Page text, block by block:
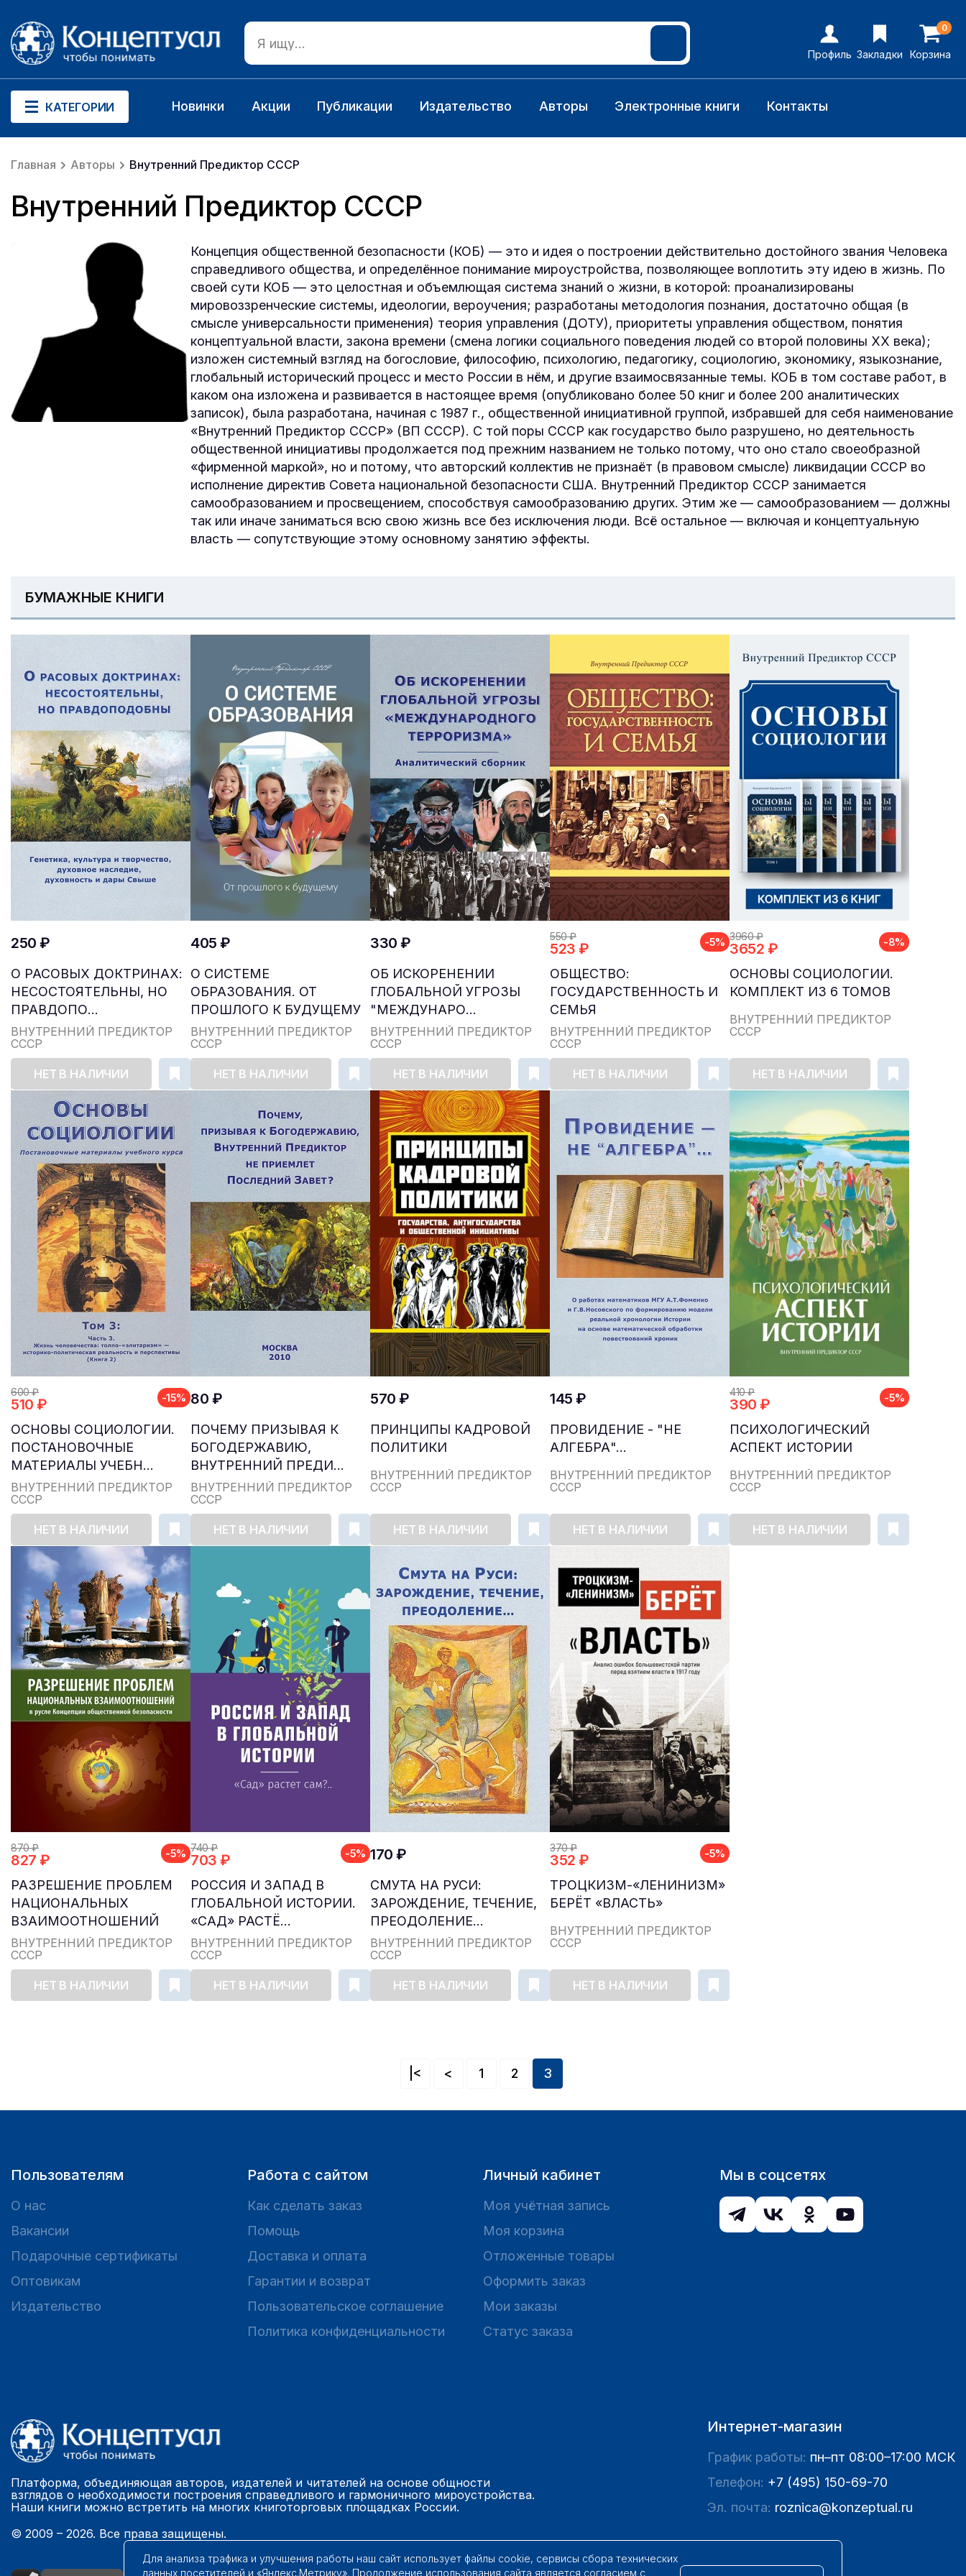
Профиль Закладки
0
Корзина
КАТЕГОРИИ Новинки Акции Публикации Издательство Авторы Электронные книги Контакты
Главная Авторы Внутренний Предиктор СССР
Внутренний Предиктор СССР
Концепция общественной безопасности (КОБ) — это и идея о построении действительно достойного звания Человека
спра­ведливого общества, и определённое понимание мироустрой­ства, позволяющее воплотить эту идею в жизнь. По
своей сути КОБ — это целостная и объемлющая система знаний о жизни, в которой: проанализированы
мировоззренческие системы, идеоло­гии, вероучения; разработаны методология познания, достаточно общая (в
смысле универсальности применения) теория управле­ния (ДОТУ), приоритеты управления обществом, понятия
концептуальной власти, закона времени (смена логики со­циального поведения людей со второй половины XX века);
изложен системный взгляд на богословие, философию, психологию, педагогику, социологию, экономику, языко­знание,
глобальный исторический процесс и место России в нём, и другие взаимосвязанные темы. КОБ в том составе работ, в
каком она изложена и развивается в настоящее время (опубликовано более 50 книг и более 200 ана­литических
записок), была разработана, начиная с 1987 г., обще­ственной инициативной группой, избравшей для себя наимено­вание
«Внутренний Предиктор СССР» (ВП СССР). С той поры СССР как государство было разрушено, но дея­тельность
общественной инициативы продолжается под преж­ним названием не только потому, что оно стало своеобразной
«фирменной маркой», но и потому, что авторский коллектив не признаёт (в правовом смысле) ликвидации СССР во
испол­нение директив Совета национальной безопасности США. Внутренний Предиктор СССР занимается
самообразова­нием и просвещением, способствуя самообразованию других. Этим же — самообразованием — должны
так или иначе зани­маться всю свою жизнь все без исключения люди. Всё осталь­ное — включая и концептуальную
власть — сопутствующие этому основному занятию эффекты.
БУМАЖНЫЕ КНИГИ
250 ₽
О РАСОВЫХ ДОКТРИНАХ:
НЕСОСТОЯТЕЛЬНЫ, НО
ПРАВДОПО...
ВНУТРЕННИЙ ПРЕДИКТОР
СССР
НЕТ В НАЛИЧИИ
405 ₽
О СИСТЕМЕ
ОБРАЗОВАНИЯ. ОТ
ПРОШЛОГО К БУДУЩЕМУ
ВНУТРЕННИЙ ПРЕДИКТОР
СССР
НЕТ В НАЛИЧИИ
330 ₽
ОБ ИСКОРЕНЕНИИ
ГЛОБАЛЬНОЙ УГРОЗЫ
"МЕЖДУНАРО...
ВНУТРЕННИЙ ПРЕДИКТОР
СССР
НЕТ В НАЛИЧИИ
550 ₽
523 ₽ -5%
ОБЩЕСТВО:
ГОСУДАРСТВЕННОСТЬ И
СЕМЬЯ
ВНУТРЕННИЙ ПРЕДИКТОР
СССР
НЕТ В НАЛИЧИИ
3960 ₽
3652 ₽ -8%
ОСНОВЫ СОЦИОЛОГИИ.
КОМПЛЕКТ ИЗ 6 ТОМОВ
ВНУТРЕННИЙ ПРЕДИКТОР
СССР
НЕТ В НАЛИЧИИ
600 ₽
510 ₽ -15%
ОСНОВЫ СОЦИОЛОГИИ.
ПОСТАНОВОЧНЫЕ
МАТЕРИАЛЫ УЧЕБН...
ВНУТРЕННИЙ ПРЕДИКТОР
СССР
НЕТ В НАЛИЧИИ
80 ₽
ПОЧЕМУ ПРИЗЫВАЯ К
БОГОДЕРЖАВИЮ,
ВНУТРЕННИЙ ПРЕДИ...
ВНУТРЕННИЙ ПРЕДИКТОР
СССР
НЕТ В НАЛИЧИИ
570 ₽
ПРИНЦИПЫ КАДРОВОЙ
ПОЛИТИКИ
ВНУТРЕННИЙ ПРЕДИКТОР
СССР
НЕТ В НАЛИЧИИ
145 ₽
ПРОВИДЕНИЕ - "НЕ
АЛГЕБРА"…
ВНУТРЕННИЙ ПРЕДИКТОР
СССР
НЕТ В НАЛИЧИИ
410 ₽
390 ₽ -5%
ПСИХОЛОГИЧЕСКИЙ
АСПЕКТ ИСТОРИИ
ВНУТРЕННИЙ ПРЕДИКТОР
СССР
НЕТ В НАЛИЧИИ
870 ₽
827 ₽ -5%
РАЗРЕШЕНИЕ ПРОБЛЕМ
НАЦИОНАЛЬНЫХ
ВЗАИМООТНОШЕНИЙ
ВНУТРЕННИЙ ПРЕДИКТОР
СССР
НЕТ В НАЛИЧИИ
740 ₽
703 ₽ -5%
РОССИЯ И ЗАПАД В
ГЛОБАЛЬНОЙ ИСТОРИИ.
«САД» РАСТЁ...
ВНУТРЕННИЙ ПРЕДИКТОР
СССР
НЕТ В НАЛИЧИИ
170 ₽
СМУТА НА РУСИ:
ЗАРОЖДЕНИЕ, ТЕЧЕНИЕ,
ПРЕОДОЛЕНИЕ…
ВНУТРЕННИЙ ПРЕДИКТОР
СССР
НЕТ В НАЛИЧИИ
370 ₽
352 ₽ -5%
ТРОЦКИЗМ-«ЛЕНИНИЗМ»
БЕРЁТ «ВЛАСТЬ»
ВНУТРЕННИЙ ПРЕДИКТОР
СССР
НЕТ В НАЛИЧИИ
|< < 1 2 3
Пользователям
О нас
Вакансии
Подарочные сертификаты
Оптовикам
Издательство
Работа с сайтом
Как сделать заказ
Помощь
Доставка и оплата
Гарантии и возврат
Пользовательское соглашение
Политика конфиденциальности
Личный кабинет
Моя учётная запись
Моя корзина
Отложенные товары
Оформить заказ
Мои заказы
Статус заказа
Мы в соцсетях
Платформа, объединяющая авторов, издателей и читателей на основе общности
взглядов о необходимости построения справедливого и гармоничного мироустройства.
Наши книги можно встретить на многих книготорговых площадках России.
© 2009 – 2026. Все права защищены.
Интернет-магазин
График работы: пн–пт 08:00–17:00 МСК
Телефон: +7 (495) 150-69-70
Эл. почта: roznica@konzeptual.ru
Для анализа трафика и улучшения работы наш сайт использует файлы cookie, сервисы сбора технических
данных посетителей и «Яндекс.Метрику». Продолжение использования сайта является согласием с